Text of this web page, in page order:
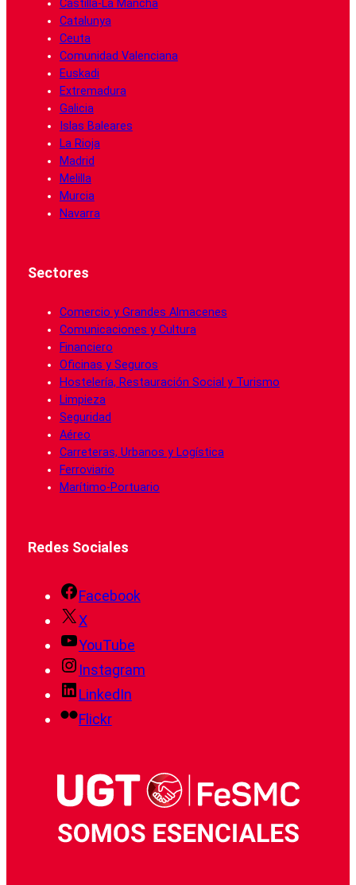
Castilla-La Mancha
Catalunya
Ceuta
Comunidad Valenciana
Euskadi
Extremadura
Galicia
Islas Baleares
La Rioja
Madrid
Melilla
Murcia
Navarra
Sectores
Comercio y Grandes Almacenes
Comunicaciones y Cultura
Financiero
Oficinas y Seguros
Hostelería, Restauración Social y Turismo
Limpieza
Seguridad
Aéreo
Carreteras, Urbanos y Logística
Ferroviario
Marítimo-Portuario
Redes Sociales
Facebook
X
YouTube
Instagram
LinkedIn
Flickr